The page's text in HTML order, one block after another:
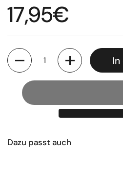
Regulärer
17,95€
Anzahl
In
Dazu passt auch